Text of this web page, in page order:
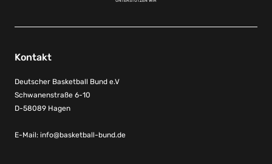
Kontakt
Deutscher Basketball Bund e.V
Schwanenstraße 6-10
D-58089 Hagen
E-Mail: info@basketball-bund.de